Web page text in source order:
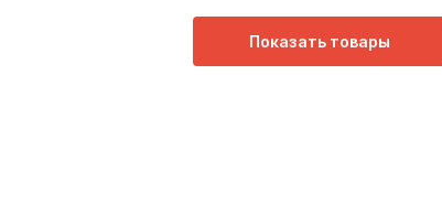
Показать товары